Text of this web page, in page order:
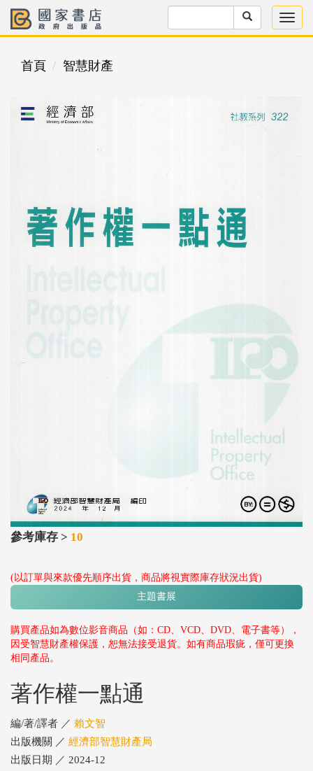
首頁 智慧財產
參考庫存 > 10
(以訂單與來款優先順序出貨，商品將視實際庫存狀況出貨)
主題書展
購買產品如為數位影音商品（如：CD、VCD、DVD、電子書等），
因受智慧財產權保護，恕無法接受退貨。如有商品瑕疵，僅可更換
相同產品。
著作權一點通
編/著/譯者 ／ 賴文智
出版機關 ／ 經濟部智慧財產局
出版日期 ／ 2024-12